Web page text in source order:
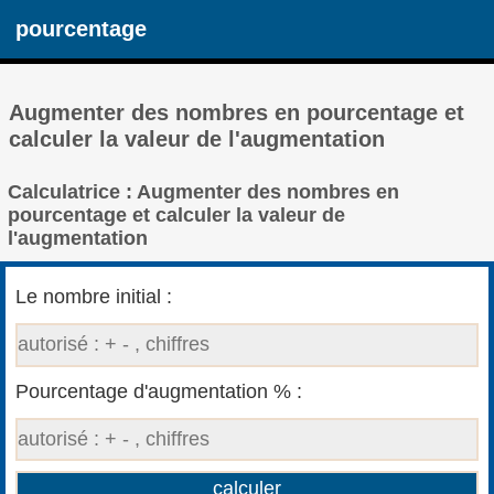
pourcentage
Augmenter des nombres en pourcentage et
calculer la valeur de l'augmentation
Calculatrice : Augmenter des nombres en
pourcentage et calculer la valeur de
l'augmentation
Le nombre initial :
Pourcentage d'augmentation % :